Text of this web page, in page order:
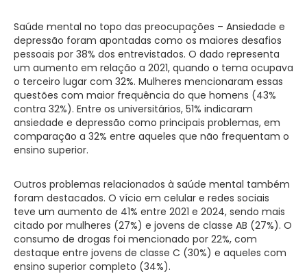
Saúde mental no topo das preocupações – Ansiedade e
depressão foram apontadas como os maiores desafios
pessoais por 38% dos entrevistados. O dado representa
um aumento em relação a 2021, quando o tema ocupava
o terceiro lugar com 32%. Mulheres mencionaram essas
questões com maior frequência do que homens (43%
contra 32%). Entre os universitários, 51% indicaram
ansiedade e depressão como principais problemas, em
comparação a 32% entre aqueles que não frequentam o
ensino superior.
Outros problemas relacionados à saúde mental também
foram destacados. O vício em celular e redes sociais
teve um aumento de 41% entre 2021 e 2024, sendo mais
citado por mulheres (27%) e jovens de classe AB (27%). O
consumo de drogas foi mencionado por 22%, com
destaque entre jovens de classe C (30%) e aqueles com
ensino superior completo (34%).